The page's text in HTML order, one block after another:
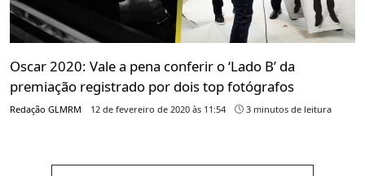
Oscar 2020: Vale a pena conferir o ‘Lado B’ da
premiação registrado por dois top fotógrafos
Redação GLMRM 12 de fevereiro de 2020 às 11:54 3 minutos de leitura